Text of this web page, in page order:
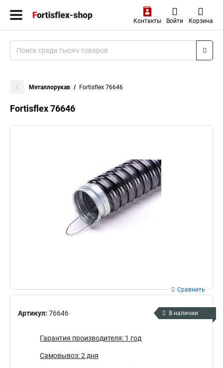
Контакты Войти Корзина
Металлорукав Fortisflex 76646
Fortisflex 76646
Артикул: 76646
Сравнить
В наличии
Гарантия производителя: 1 год
Самовывоз: 2 дня